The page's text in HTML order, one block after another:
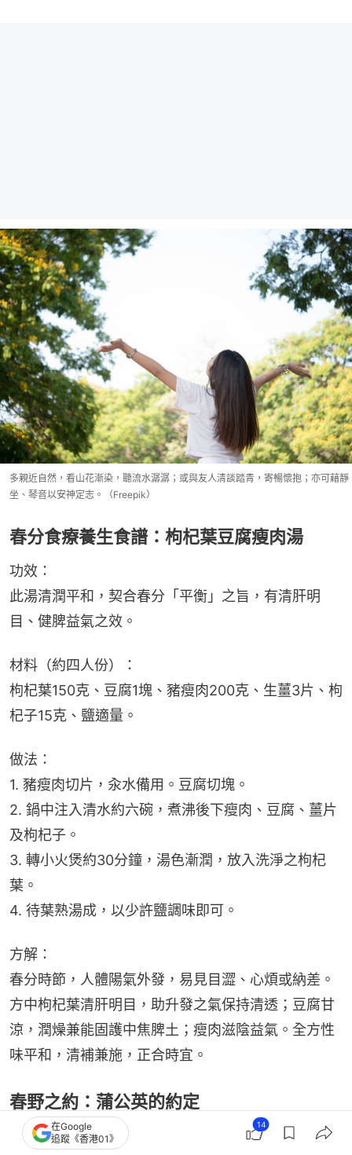
多親近自然，看山花漸染，聽流水潺潺；或與友人清談踏青，寄暢懷抱；亦可藉靜
坐、琴音以安神定志。（Freepik）
春分食療養生食譜：枸杞葉豆腐瘦肉湯
功效：
此湯清潤平和，契合春分「平衡」之旨，有清肝明
目、健脾益氣之效。
材料（約四人份）：
枸杞葉150克、豆腐1塊、豬瘦肉200克、生薑3片、枸
杞子15克、鹽適量。
做法：
1. 豬瘦肉切片，汆水備用。豆腐切塊。
2. 鍋中注入清水約六碗，煮沸後下瘦肉、豆腐、薑片
及枸杞子。
3. 轉小火煲約30分鐘，湯色漸潤，放入洗淨之枸杞
葉。
4. 待葉熟湯成，以少許鹽調味即可。
方解：
春分時節，人體陽氣外發，易見目澀、心煩或納差。
方中枸杞葉清肝明目，助升發之氣保持清透；豆腐甘
涼，潤燥兼能固護中焦脾土；瘦肉滋陰益氣。全方性
味平和，清補兼施，正合時宜。
春野之約：蒲公英的約定
田野之中，蒲公英與春天有一場無聲的約定。它於三
在Google
追蹤《香港01》
14